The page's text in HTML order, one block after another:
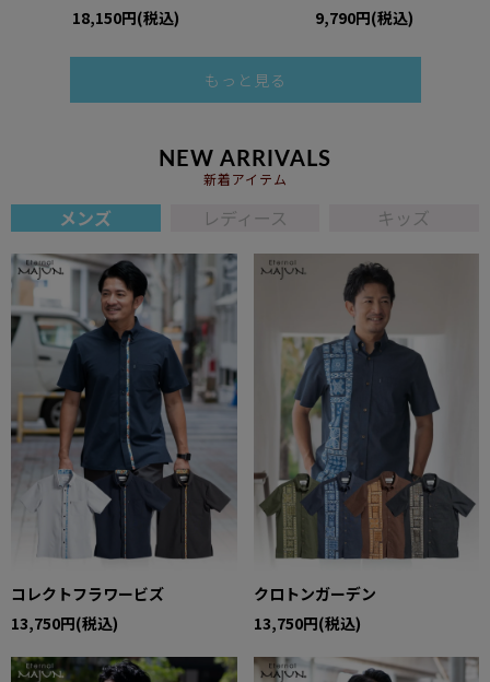
18,150円(税込)
9,790円(税込)
もっと見る
NEW ARRIVALS
新着アイテム
メンズ レディース キッズ
コレクトフラワービズ
13,750円(税込)
クロトンガーデン
13,750円(税込)